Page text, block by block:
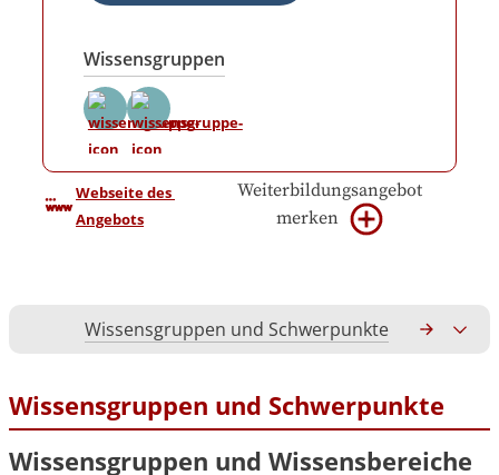
Wissensgruppen
Webseite des
Angebots
Weiterbildungsangebot
merken
Wissensgruppen und Schwerpunkte
Wissensgruppen und Schwerpunkte
Wissensgruppen und Wissensbereiche